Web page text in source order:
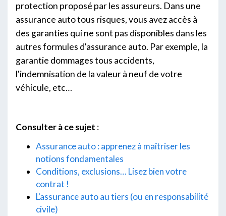
protection proposé par les assureurs. Dans une
assurance auto tous risques, vous avez accès à
des garanties qui ne sont pas disponibles dans les
autres formules d'assurance auto. Par exemple, la
garantie dommages tous accidents,
l'indemnisation de la valeur à neuf de votre
véhicule, etc…
Consulter à ce sujet :
Assurance auto : apprenez à maîtriser les
notions fondamentales
Conditions, exclusions… Lisez bien votre
contrat !
L'assurance auto au tiers (ou en responsabilité
civile)